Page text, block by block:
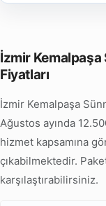
İzmir
Fiyatları
İzmir Kemalpaşa
Ağustos ayında
hizmet kapsamına
çıkabilmektedir.
karşılaştırabilirsiniz.